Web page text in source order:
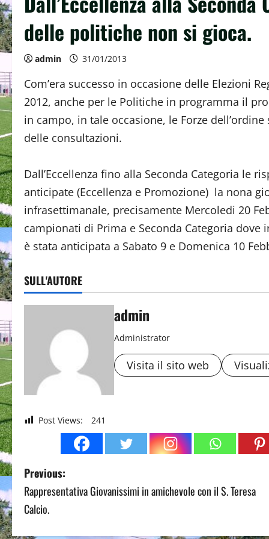
delle politiche non si gioca.
admin 31/01/2013
Com’era successo in occasione delle Elezioni
2012, anche per le Politiche in programma il
in campo, in tale occasione, le Forze
delle consultazioni.
Dall’Eccellenza fino alla Seconda Categoria le
anticipate (Eccellenza e Promozione) la nona
infrasettimanale, precisamente Mercoledi 20
campionati di Prima e Seconda Categoria
è stata anticipata a Sabato 9 e Domenica 10
SULL'AUTORE
admin
Administrator
Visita il sito web
Post Views: 241
P
o
Previous:
Rappresentativa Giovanissimi in amichevole con il S. Teresa
Calcio.